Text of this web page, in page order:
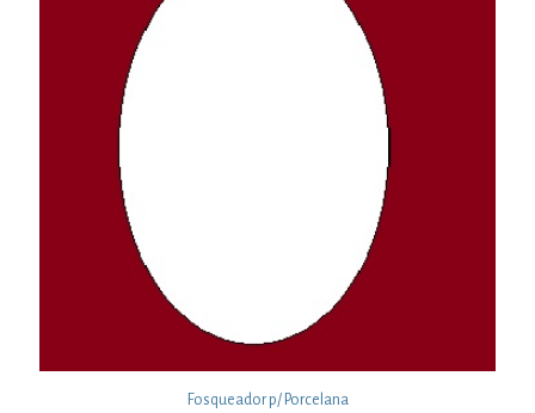
Fosqueador p/ Porcelana